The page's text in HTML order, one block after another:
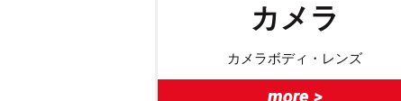
カメラ
カメラボディ・レンズ
more >